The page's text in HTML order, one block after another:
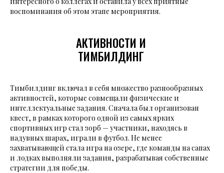
воспоминания об этом этапе мероприятия.
АКТИВНОСТИ И
ТИМБИЛДИНГ
Тимбилдинг включал в себя множество разнообразных
активностей, которые совмещали физические и
интеллектуальные задания. Сначала был организован
квест, в рамках которого одной из самых ярких
спортивных игр стал зорб — участники, находясь в
надувных шарах, играли в футбол. Не менее
захватывающей стала игра на озере, где команды на сапах
и лодках выполняли задания, разрабатывая собственные
стратегии для победы.